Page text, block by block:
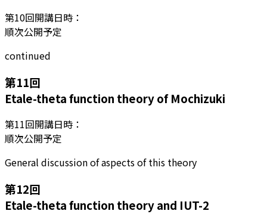
第10回開講日時：
順次公開予定
continued
第11回
Etale-theta function theory of Mochizuki
第11回開講日時：
順次公開予定
General discussion of aspects of this theory
第12回
Etale-theta function theory and IUT-2